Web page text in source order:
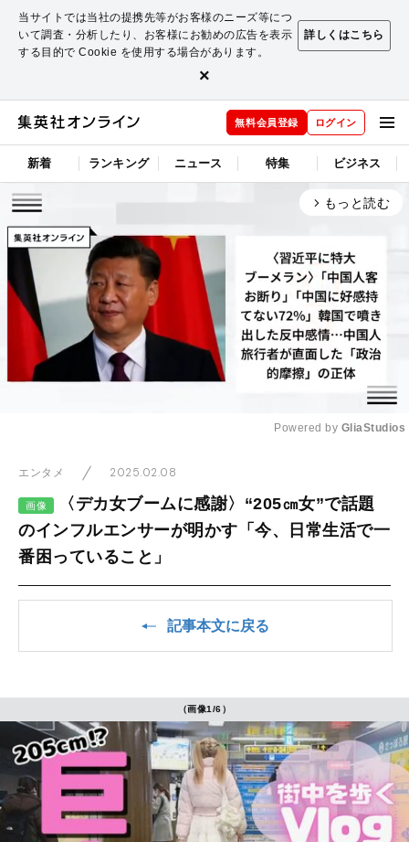
当サイトでは当社の提携先等がお客様のニーズ等につ
いて調査・分析したり、お客様にお勧めの広告を表示
する目的で Cookie を使用する場合があります。
詳しくはこちら
×
無料会員登録 ログイン
新着 ランキング ニュース 特集 ビジネス
arrow_forward_ios もっと読む
Powered by GliaStudios
エンタメ 2025.02.08
画像
〈デカ女ブームに感謝〉“205㎝女”で話題
のインフルエンサーが明かす「今、日常生活で一
番困っていること」
記事本文に戻る
（画像1/6）